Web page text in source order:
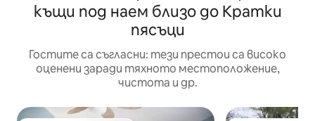
къщи под наем близо до Кратки
пясъци
Гостите са съгласни: тези престои са високо
оценени заради тяхното местоположение,
чистота и др.